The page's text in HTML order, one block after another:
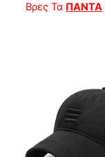
Βρες Τα ΠΑΝΤΑ